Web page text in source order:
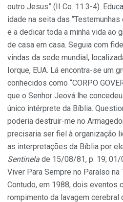
outro Jesus” (II Co. 11.3-4).
idade na seita das “Testemunhas
e a dedicar toda a minha vida ao
de casa em casa. Seguia com
vindas da sede mundial,
Iorque, EUA. Lá encontra-se um
conhecidos como “CORPO
que o Senhor Jeová lhe
único intérprete da Bíblia.
poderia destruir-me no
precisaria ser fiel à organização
as interpretações da Bíblia por
Sentinela de 15/08/81, p. 19; 01/
Viver Para Sempre no Paraíso na
Contudo, em 1988, dois eventos
rompimento da lavagem cerebral